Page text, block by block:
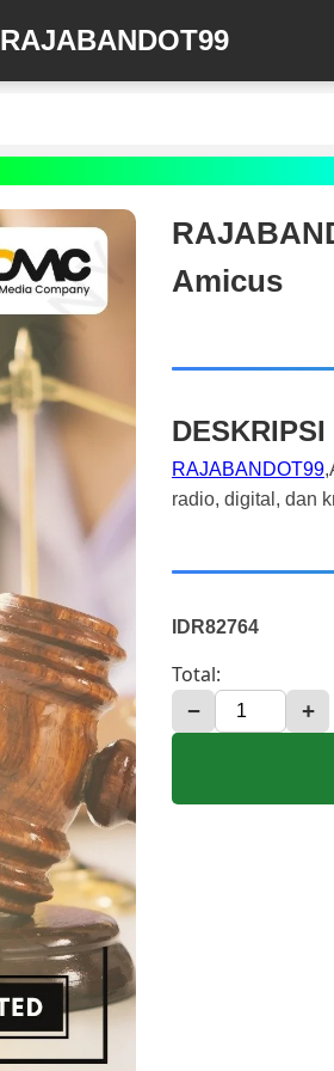
RAJABANDOT99
Amicus
DESKRIPSI
RAJABANDOT99
radio, digital, dan
IDR82764
Total:
− +